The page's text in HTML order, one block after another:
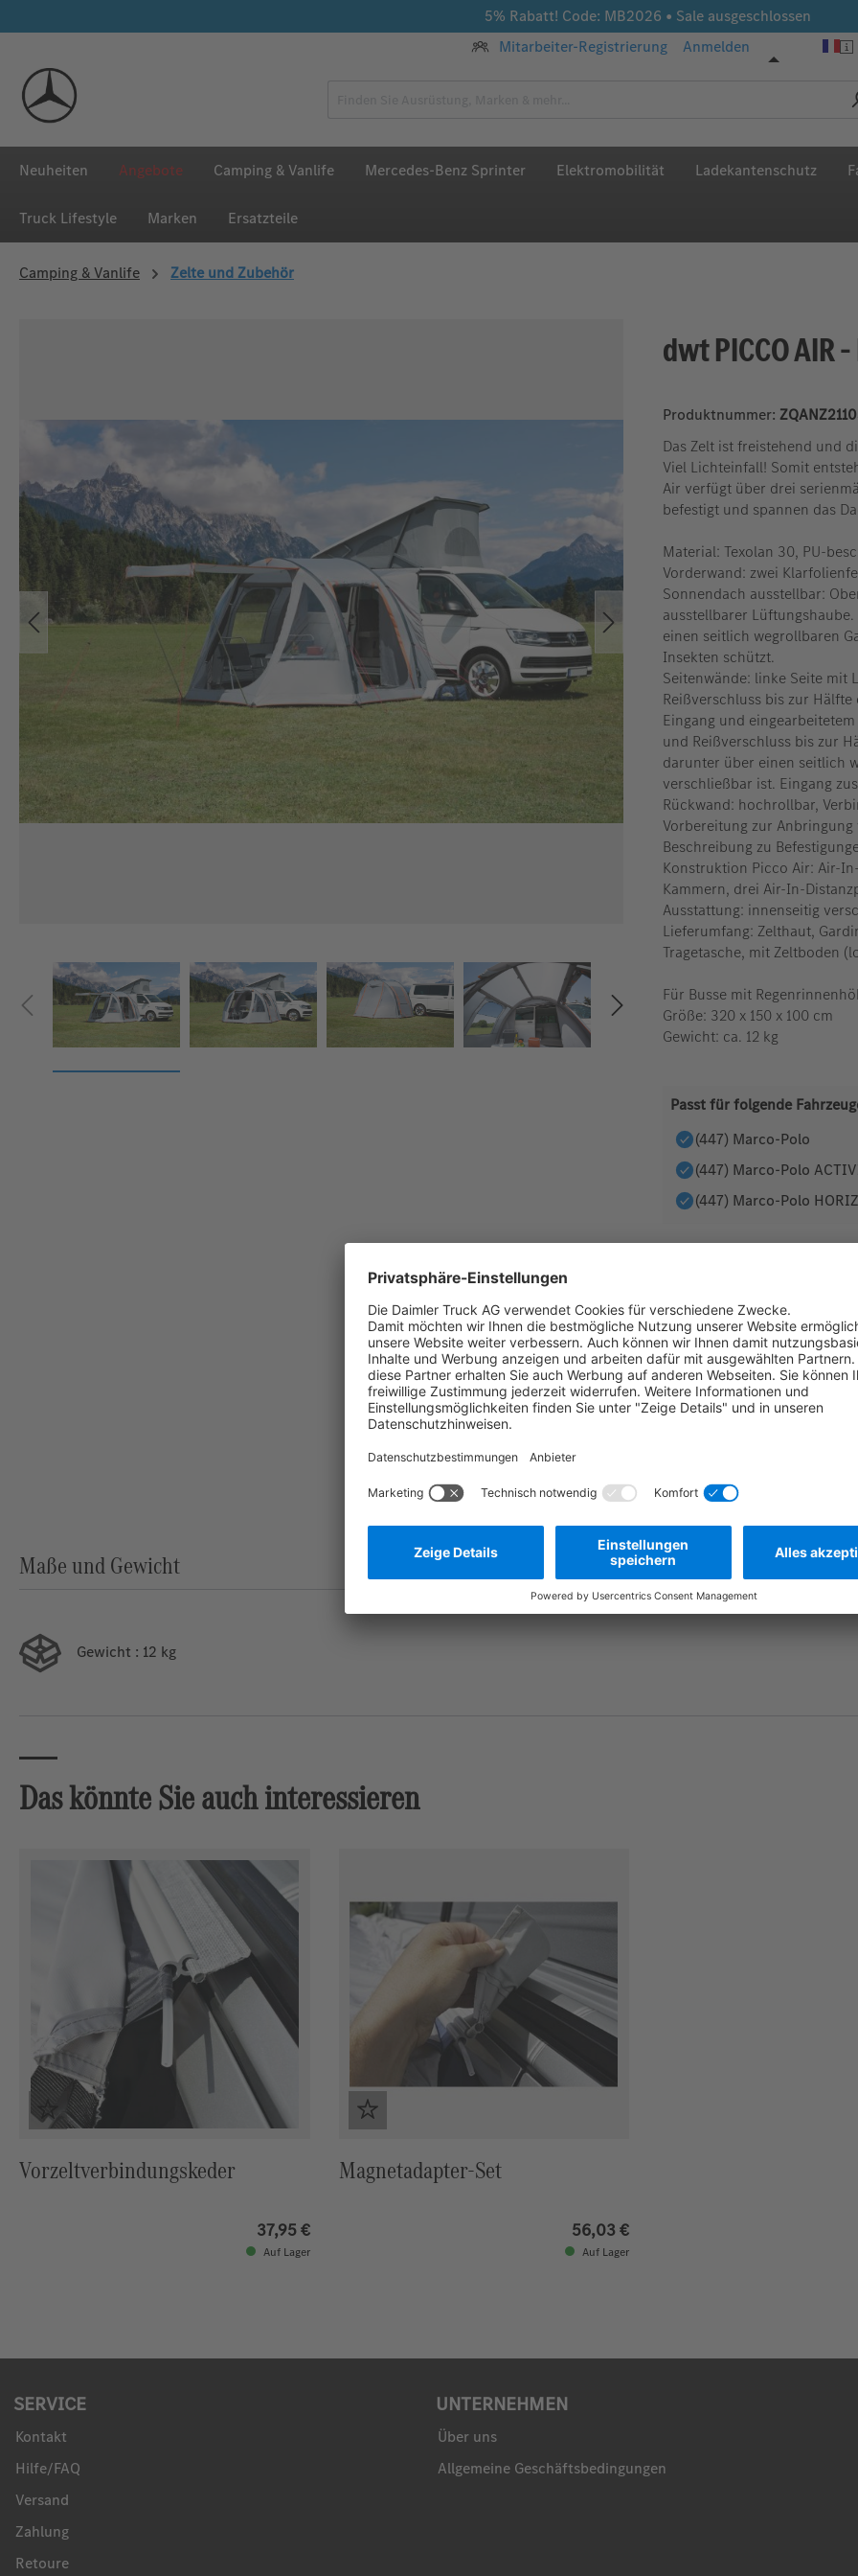
5% Rabatt! Code: MB2026 • Sale ausgeschlossen
Mitarbeiter-Registrierung
Anmelden
Neuheiten Angebote Camping & Vanlife Mercedes-Benz Sprinter Elektromobilität Ladekantenschutz
Truck Lifestyle Marken Ersatzteile
Camping & Vanlife Zelte und Zubehör
dwt PICCO AIR
Produktnummer:
Das Zelt ist freistehend und
Viel Lichteinfall! Somit
Air verfügt über drei
befestigt und spannen das
Material: Texolan 30, PU-
Vorderwand: zwei
Sonnendach ausstellbar:
ausstellbarer
einen seitlich wegrollbaren
Insekten schützt.
Seitenwände: linke Seite mit
Reißverschluss bis zur
Eingang und
und Reißverschluss bis zur
darunter über einen seitlich
verschließbar ist. Eingang
Rückwand: hochrollbar,
Vorbereitung zur
Beschreibung zu
Konstruktion Picco Air: Air-
Kammern, drei Air-In-
Ausstattung: innenseitig
Lieferumfang: Zelthaut,
Tragetasche, mit Zeltboden
Für Busse mit
Größe: 320 x 150 x 100 cm
Gewicht: ca. 12 kg
Passt für folgende
(447) Marco-Polo
(447) Marco-Polo
(447) Marco-Polo
Die
Herstellernummer:
Maße und Gewicht
Gewicht : 12 kg
Das könnte Sie auch interessieren
Vorzeltverbindungskeder
37,95 €
Auf Lager
Magnetadapter-Set
56,03 €
Auf Lager
SERVICE
Kontakt
Hilfe/FAQ
Versand
Zahlung
Retoure
UNTERNEHMEN
Über uns
Allgemeine Geschäftsbedingungen